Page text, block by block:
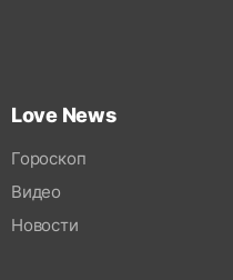
Love News
Гороскоп
Видео
Новости